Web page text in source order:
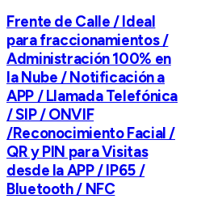
Frente de Calle / Ideal
para fraccionamientos /
Administración 100% en
la Nube / Notificación a
APP / Llamada Telefónica
/ SIP / ONVIF
/Reconocimiento Facial /
QR y PIN para Visitas
desde la APP / IP65 /
Bluetooth / NFC